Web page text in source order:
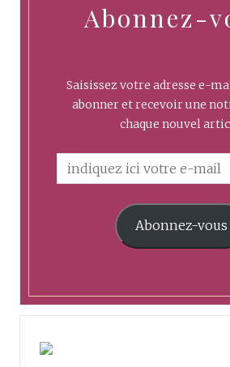
Abonnez-
Saisissez votre adresse e-
abonner et recevoir une
chaque nouvel
Abonnez-vous